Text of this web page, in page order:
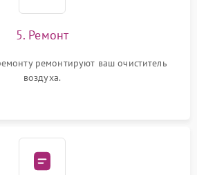
5. Ремонт
ремонтируют ваш очиститель
воздуха.